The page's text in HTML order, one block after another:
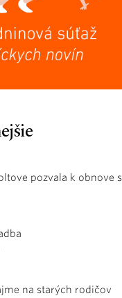
pozvala k obnove
na starých rodičov